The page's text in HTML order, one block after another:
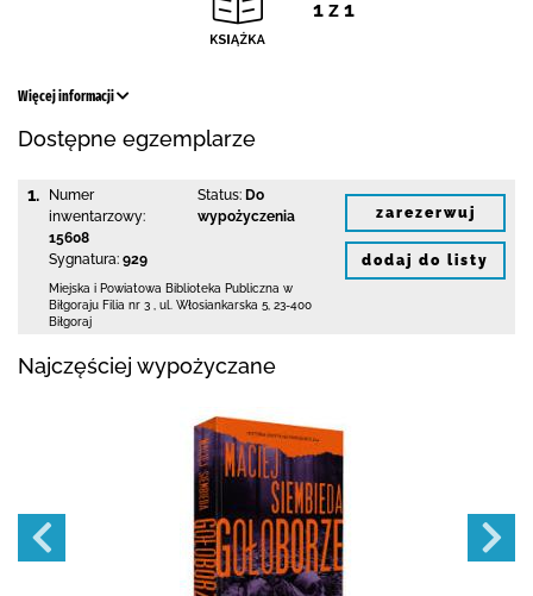
1 z 1
Więcej informacji
Dostępne egzemplarze
1.
Numer
inwentarzowy:
15608
Sygnatura: 929
Status: Do
wypożyczenia
Miejska i Powiatowa Biblioteka Publiczna w
Biłgoraju Filia nr 3
ul. Włosiankarska 5 23-400
Biłgoraj
zarezerwuj
dodaj do listy
Najczęściej wypożyczane